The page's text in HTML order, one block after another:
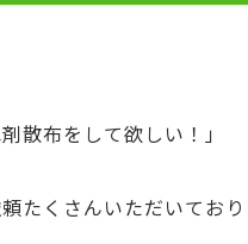
散布をして欲しい！」
たくさんいただいてお